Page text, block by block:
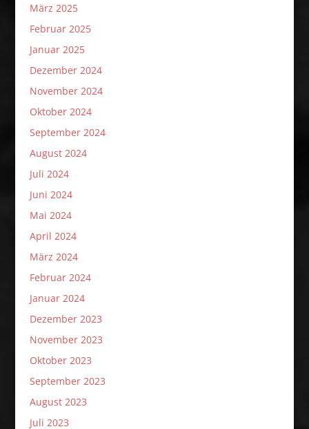
März 2025
Februar 2025
Januar 2025
Dezember 2024
November 2024
Oktober 2024
September 2024
August 2024
Juli 2024
Juni 2024
Mai 2024
April 2024
März 2024
Februar 2024
Januar 2024
Dezember 2023
November 2023
Oktober 2023
September 2023
August 2023
Juli 2023